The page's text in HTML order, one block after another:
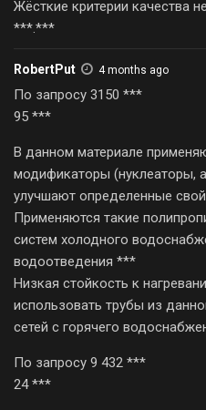
Жёсткие критерии качества
***.***
RobertPut 4 months ago
По запросу 3150 ***
95 ***
В данном материале
модификаторы (нуклеаторы,
улучшают определенные
Применяются такие
систем холодного
водоотведения ***
Низкая стойкость к
использовать трубы из
сетей с горячего
По запросу 9 432 ***
24 ***